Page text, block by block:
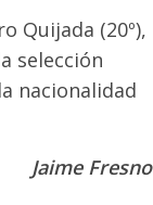
Quijada (20º),
selección
nacionalidad
Jaime Fresno